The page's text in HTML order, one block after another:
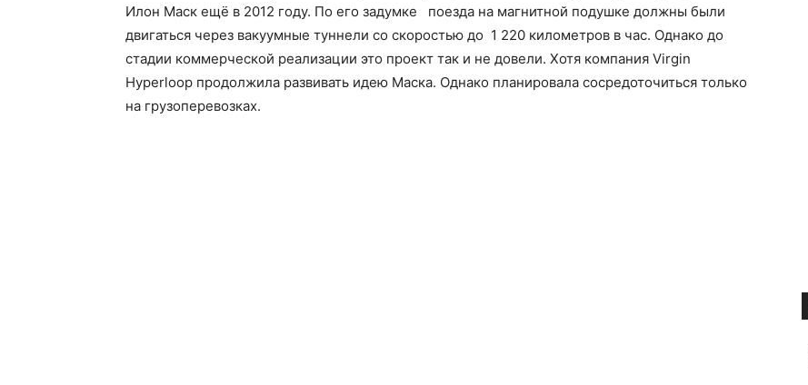
Илон Маск ещё в 2012 году. По его задумке поезда на магнитной подушке должны были
двигаться через вакуумные туннели со скоростью до 1 220 километров в час. Однако до
стадии коммерческой реализации это проект так и не довели. Хотя компания Virgin
Hyperloop продолжила развивать идею Маска. Однако планировала сосредоточиться только
на грузоперевозках.